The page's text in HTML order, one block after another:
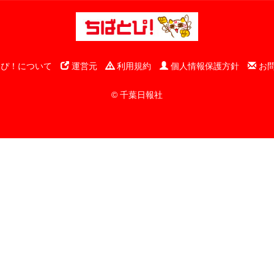
！について 運営元 利用規約 個人情報保護方針 お
© 千葉日報社